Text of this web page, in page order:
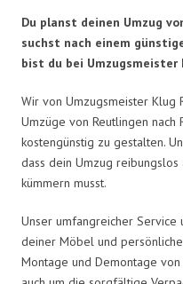
Du planst deinen Umzug
suchst nach einem
bist du bei
Wir von Umzugsmeister Klug
Umzüge von Reutlingen nach
kostengünstig zu gestalten.
dass dein Umzug
kümmern musst.
Unser umfangreicher
deiner Möbel und
Montage und Demontage